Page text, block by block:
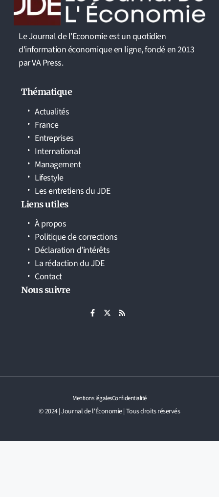
Le Journal de l'Economie est un quotidien
d'information économique en ligne, fondé en 2013
par VA Press.
Thématique
Actualités
France
Entreprises
International
Management
Lifestyle
Les entretiens du JDE
Liens utiles
À propos
Politique de corrections
Déclaration d’intérêts
La rédaction du JDE
Contact
Nous suivre
© 2024 | Journal de l'Économie | Tous droits réservés
Mentions légalesConfidentialité